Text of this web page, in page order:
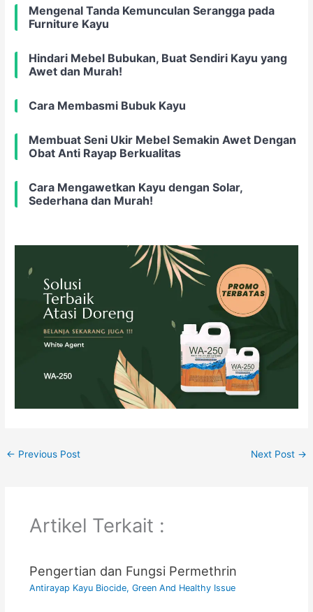
Mengenal Tanda Kemunculan Serangga pada
Furniture Kayu
Hindari Mebel Bubukan, Buat Sendiri Kayu yang
Awet dan Murah!
Cara Membasmi Bubuk Kayu
Membuat Seni Ukir Mebel Semakin Awet Dengan
Obat Anti Rayap Berkualitas
Cara Mengawetkan Kayu dengan Solar,
Sederhana dan Murah!
← Previous Post Next Post →
Artikel Terkait :
Pengertian dan Fungsi Permethrin
Antirayap Kayu Biocide, Green And Healthy Issue